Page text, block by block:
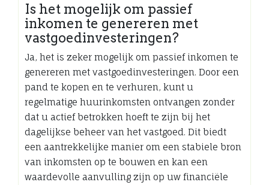
Is het mogelijk om passief
inkomen te genereren met
vastgoedinvesteringen?
Ja, het is zeker mogelijk om passief inkomen te
genereren met vastgoedinvesteringen. Door een
pand te kopen en te verhuren, kunt u
regelmatige huurinkomsten ontvangen zonder
dat u actief betrokken hoeft te zijn bij het
dagelijkse beheer van het vastgoed. Dit biedt
een aantrekkelijke manier om een stabiele bron
van inkomsten op te bouwen en kan een
waardevolle aanvulling zijn op uw financiële